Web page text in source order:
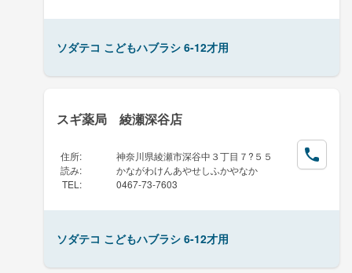
ソダテコ こどもハブラシ 6-12才用
スギ薬局 綾瀬深谷店
住所:
神奈川県綾瀬市深谷中３丁目７?５５
読み:
かながわけんあやせしふかやなか
TEL : 0467-73-7603
ソダテコ こどもハブラシ 6-12才用